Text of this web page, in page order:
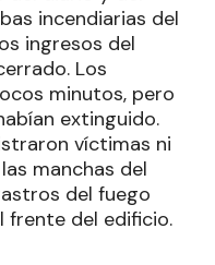
incendiarias del
ingresos del
Los
minutos, pero
extinguido.
víctimas ni
manchas del
del fuego
frente del edificio.